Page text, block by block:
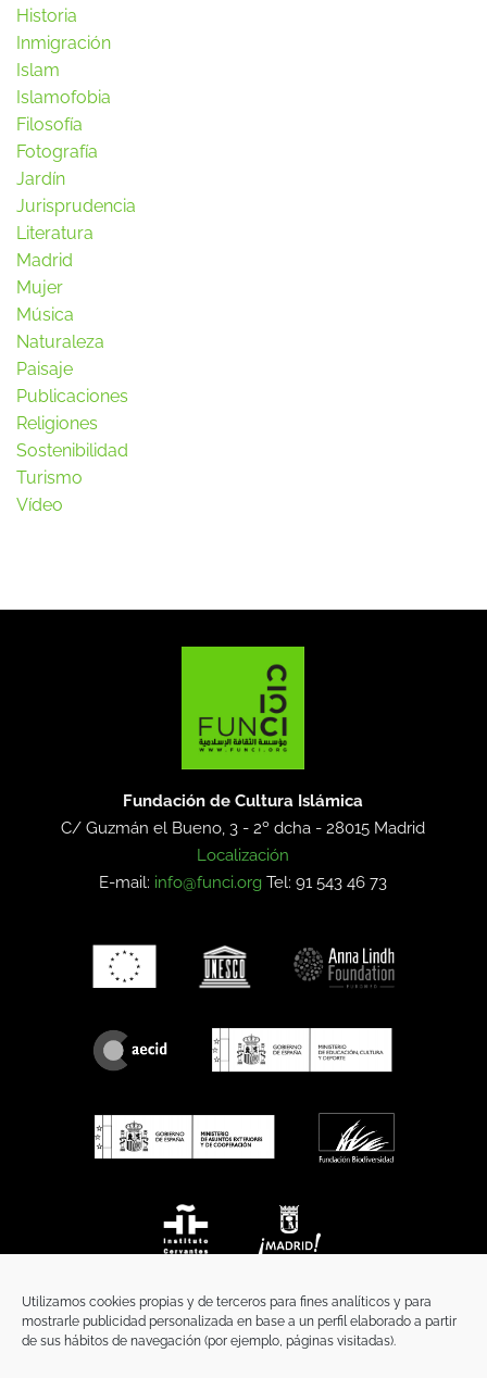
Utilizamos cookies propias y de terceros para fines analíticos y para
mostrarle publicidad personalizada en base a un perfil elaborado a partir
de sus hábitos de navegación (por ejemplo, páginas visitadas).
Historia
Inmigración
Islam
Islamofobia
Filosofía
Fotografía
Jardín
Jurisprudencia
Literatura
Madrid
Mujer
Música
Naturaleza
Paisaje
Publicaciones
Religiones
Sostenibilidad
Turismo
Vídeo
Fundación de Cultura Islámica
C/ Guzmán el Bueno, 3 - 2º dcha -28015 Madrid
Localización
E-mail: info@funci.org Tel: 91 543 46 73